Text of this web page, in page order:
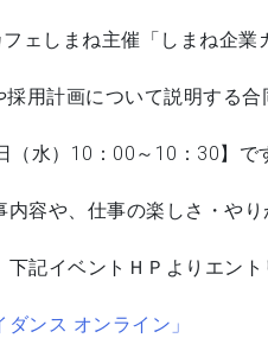
ェしまね主催「しまね企業
用計画について説明する合
水）10：00～10：30】で
容や、仕事の楽しさ・やり
記イベントＨＰよりエント
ンス オンライン」